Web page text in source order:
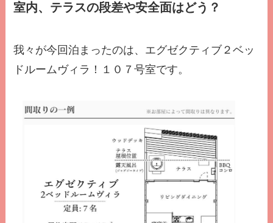
室内、テラスの段差や安全面はどう？
我々が今回泊まったのは、エグゼクティブ２ベッ
ドルームヴィラ！１０７号室です。